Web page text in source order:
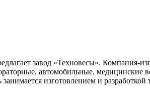
завод «Техновесы». Компания-
автомобильные, медицинские
изготовлением и разработкой